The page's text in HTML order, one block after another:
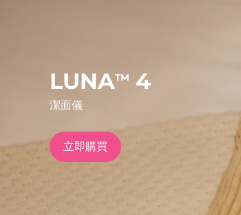
LUNATM 4
潔面儀
立即購買
issa™ Teeth Whitening Set
FAQ™ Dual LED Panel